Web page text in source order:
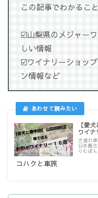
この記事でわかること
☑️山梨県のメジャー
しい情報
☑️ワイナリーショッ
ン情報など
【愛
ワイナ
犬連れ
日本最
らむぼ
コハクと車旅